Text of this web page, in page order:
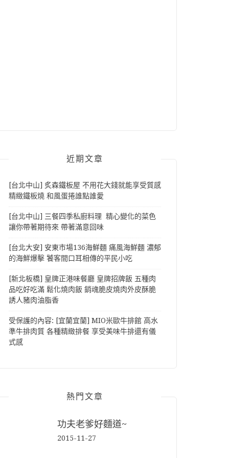
近期文章
[台北中山] 炙森鐵板屋 不用花大錢就能享受質感
精緻鐵板燒 和風蛋捲誰點誰愛
[台北中山] 三餐四季私廚料理 精心變化的菜色
讓你帶著期待來 帶著滿意回味
[台北大安] 安東市場136海鮮麵 痛風海鮮麵 濃郁
的海鮮爆擊 饕客間口耳相傳的平民小吃
[新北板橋] 皇牌正港味餐廳 皇牌招牌飯 五種肉
品吃好吃滿 鬆化燒肉飯 銷魂脆皮燒肉外皮酥脆
誘人豬肉油脂香
受保護的內容: [宜蘭宜蘭] MIO米歐牛排館 高水
準牛排肉質 各種精緻排餐 享受美味牛排還有儀
式感
熱門文章
功夫老爹好麵道~
2015-11-27